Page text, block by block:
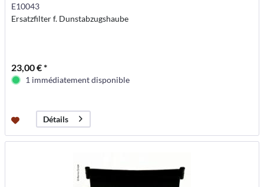
E10043
Ersatzfilter f. Dunstabzugshaube
23,00 € *
1 immédiatement disponible
Détails